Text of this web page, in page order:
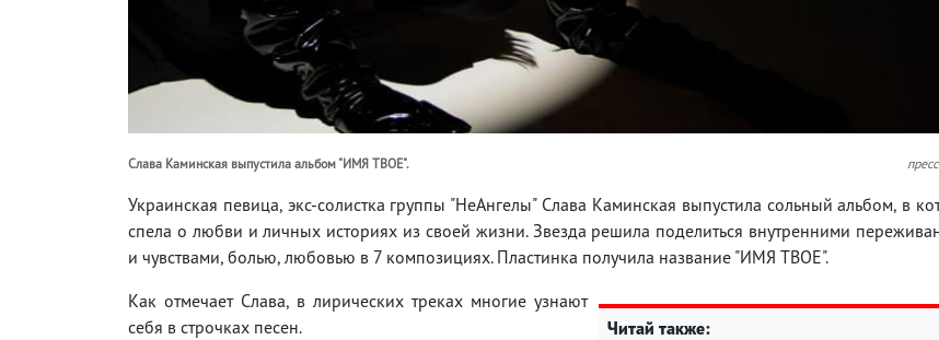
Слава Каминская выпустила альбом "ИМЯ ТВОЕ".
Украинская певица, экс-солистка группы "НеАнгелы" Слава Каминская выпустила сольный альбом, в
спела о любви и личных историях из своей жизни. Звезда решила поделиться внутренними
и чувствами, болью, любовью в 7 композициях. Пластинка получила название "ИМЯ ТВОЕ".
Читай также:
Как отмечает Слава, в лирических треках многие узнают
себя в строчках песен.